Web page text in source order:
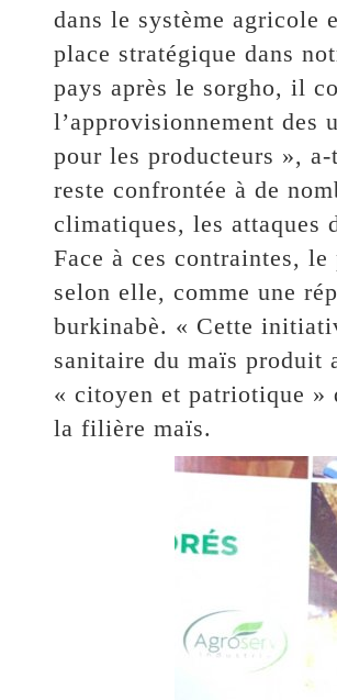
dans le système agricole
place stratégique dans
pays après le sorgho, il
l’approvisionnement des
pour les producteurs »,
reste confrontée à de
climatiques, les attaques
Face à ces contraintes,
selon elle, comme une
burkinabè. « Cette
sanitaire du maïs produit
« citoyen et patriotique »
la filière maïs.